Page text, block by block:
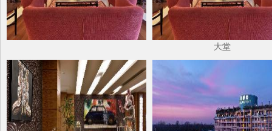
大堂